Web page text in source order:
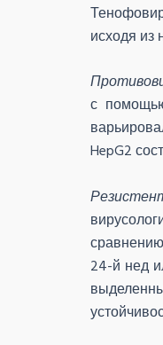
исходя из
с
HepG2
24-й нед